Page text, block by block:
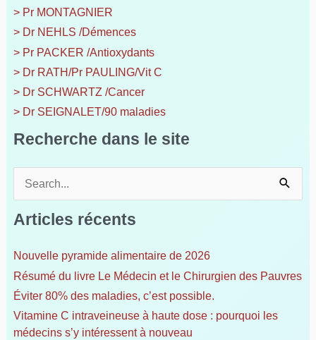
> Pr MONTAGNIER
> Dr NEHLS /Démences
> Pr PACKER /Antioxydants
> Dr RATH/Pr PAULING/Vit C
> Dr SCHWARTZ /Cancer
> Dr SEIGNALET/90 maladies
Recherche dans le site
h
r
c
h
e
r
Articles récents
Nouvelle pyramide alimentaire de 2026
Résumé du livre Le Médecin et le Chirurgien des Pauvres
Éviter 80% des maladies, c’est possible.
Vitamine C intraveineuse à haute dose : pourquoi les
médecins s’y intéressent à nouveau